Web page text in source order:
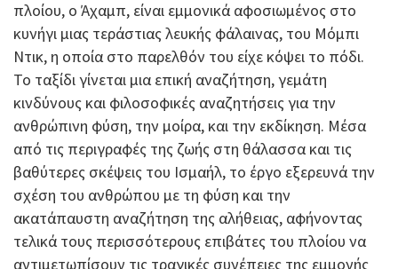
πλοίου, ο Άχαμπ, είναι εμμονικά αφοσιωμένος στο
κυνήγι μιας τεράστιας λευκής φάλαινας, του Μόμπι
Ντικ, η οποία στο παρελθόν του είχε κόψει το πόδι.
Το ταξίδι γίνεται μια επική αναζήτηση, γεμάτη
κινδύνους και φιλοσοφικές αναζητήσεις για την
ανθρώπινη φύση, την μοίρα, και την εκδίκηση. Μέσα
από τις περιγραφές της ζωής στη θάλασσα και τις
βαθύτερες σκέψεις του Ισμαήλ, το έργο εξερευνά την
σχέση του ανθρώπου με τη φύση και την
ακατάπαυστη αναζήτηση της αλήθειας, αφήνοντας
τελικά τους περισσότερους επιβάτες του πλοίου να
αντιμετωπίσουν τις τραγικές συνέπειες της εμμονής